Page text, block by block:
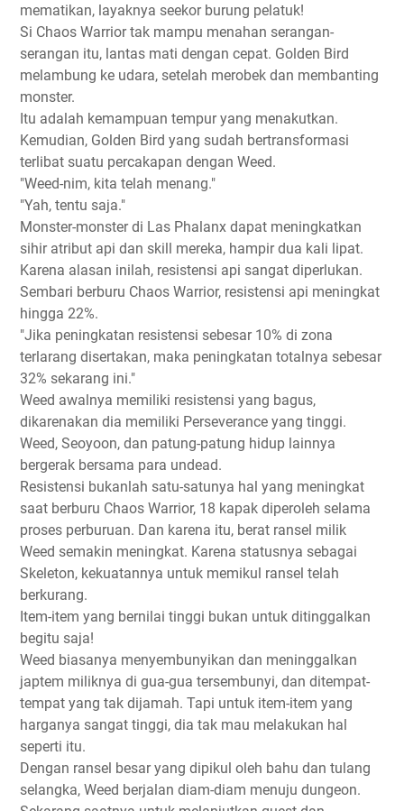
mematikan, layaknya seekor burung pelatuk!
Si Chaos Warrior tak mampu menahan serangan-
serangan itu, lantas mati dengan cepat. Golden Bird
melambung ke udara, setelah merobek dan membanting
monster.
Itu adalah kemampuan tempur yang menakutkan.
Kemudian, Golden Bird yang sudah bertransformasi
terlibat suatu percakapan dengan Weed.
"Weed-nim, kita telah menang."
"Yah, tentu saja."
Monster-monster di Las Phalanx dapat meningkatkan
sihir atribut api dan skill mereka, hampir dua kali lipat.
Karena alasan inilah, resistensi api sangat diperlukan.
Sembari berburu Chaos Warrior, resistensi api meningkat
hingga 22%.
"Jika peningkatan resistensi sebesar 10% di zona
terlarang disertakan, maka peningkatan totalnya sebesar
32% sekarang ini."
Weed awalnya memiliki resistensi yang bagus,
dikarenakan dia memiliki Perseverance yang tinggi.
Weed, Seoyoon, dan patung-patung hidup lainnya
bergerak bersama para undead.
Resistensi bukanlah satu-satunya hal yang meningkat
saat berburu Chaos Warrior, 18 kapak diperoleh selama
proses perburuan. Dan karena itu, berat ransel milik
Weed semakin meningkat. Karena statusnya sebagai
Skeleton, kekuatannya untuk memikul ransel telah
berkurang.
Item-item yang bernilai tinggi bukan untuk ditinggalkan
begitu saja!
Weed biasanya menyembunyikan dan meninggalkan
japtem miliknya di gua-gua tersembunyi, dan ditempat-
tempat yang tak dijamah. Tapi untuk item-item yang
harganya sangat tinggi, dia tak mau melakukan hal
seperti itu.
Dengan ransel besar yang dipikul oleh bahu dan tulang
selangka, Weed berjalan diam-diam menuju dungeon.